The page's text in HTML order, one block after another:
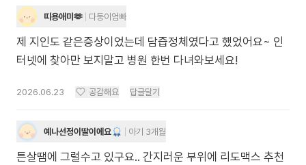
띠용애미🫶 다둥이엄빠
제 지인도 같은증상이었는데 담즙정체였다고 했었어요~ 인
터넷에 찾아만 보지말고 병원 한번 다녀와보세요!
2026.06.23 공감해요 답글달기
예나선정이딸이에요 아기 3개월
튼살땜에 그럴수고 있구요.. 간지러운 부위에 리도맥스 추천